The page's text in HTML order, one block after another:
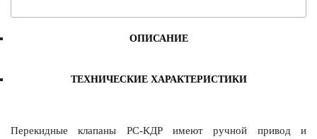
ОПИСАНИЕ
ТЕХНИЧЕСКИЕ ХАРАКТЕРИСТИКИ
Перекидные клапаны РС-КДР имеют ручной привод и